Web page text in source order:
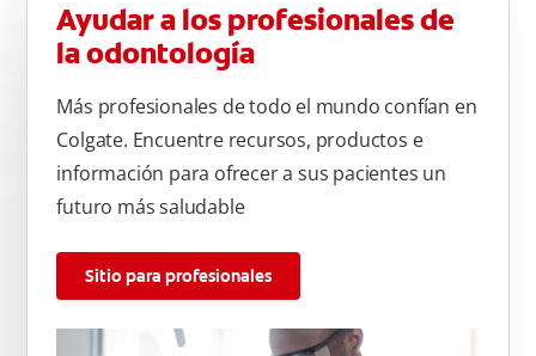
Ayudar a los profesionales de
la odontología
Más profesionales de todo el mundo confían en
Colgate. Encuentre recursos, productos e
información para ofrecer a sus pacientes un
futuro más saludable
Sitio para profesionales